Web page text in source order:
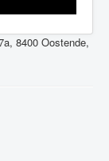
8400 Oostende,